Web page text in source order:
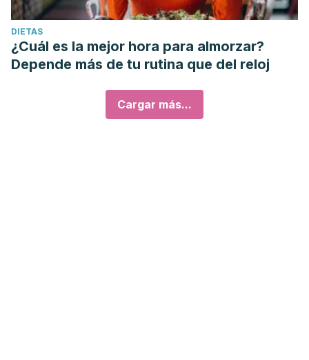
DIETAS
¿Cuál es la mejor hora para almorzar?
Depende más de tu rutina que del reloj
Cargar más...